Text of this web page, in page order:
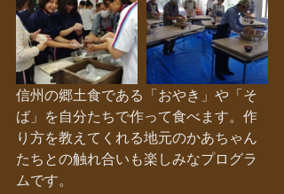
信州の郷土食である「おやき」や「そ
ば」を自分たちで作って食べます。作
り方を教えてくれる地元のかあちゃん
たちとの触れ合いも楽しみなプログラ
ムです。